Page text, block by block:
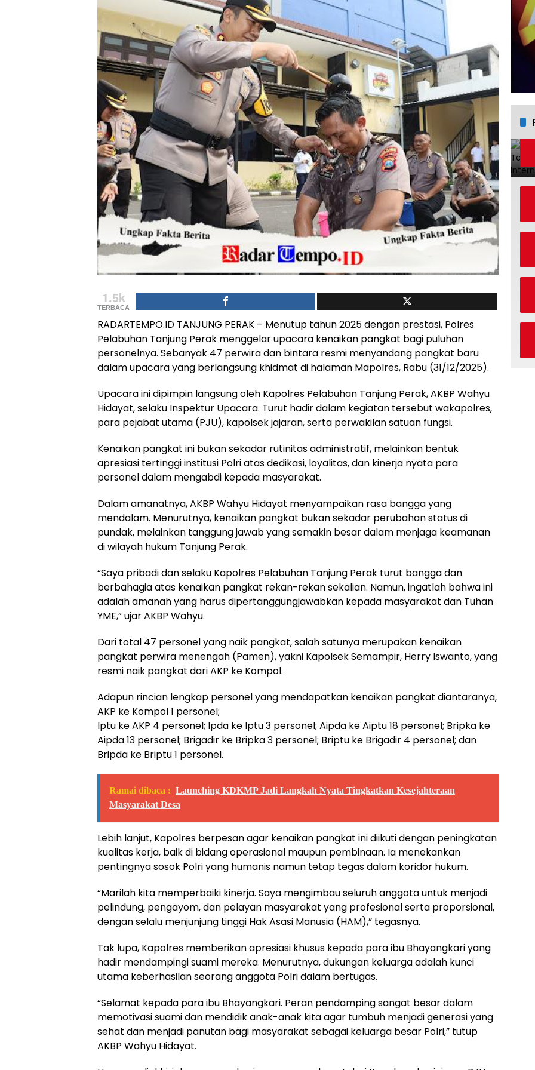
1.5k
TERBACA
RADARTEMPO.ID TANJUNG PERAK – Menutup tahun 2025 dengan prestasi, Polres
Pelabuhan Tanjung Perak menggelar upacara kenaikan pangkat bagi puluhan
personelnya. Sebanyak 47 perwira dan bintara resmi menyandang pangkat baru
dalam upacara yang berlangsung khidmat di halaman Mapolres, Rabu (31/12/2025).
Upacara ini dipimpin langsung oleh Kapolres Pelabuhan Tanjung Perak, AKBP Wahyu
Hidayat, selaku Inspektur Upacara. Turut hadir dalam kegiatan tersebut wakapolres,
para pejabat utama (PJU), kapolsek jajaran, serta perwakilan satuan fungsi.
Kenaikan pangkat ini bukan sekadar rutinitas administratif, melainkan bentuk
apresiasi tertinggi institusi Polri atas dedikasi, loyalitas, dan kinerja nyata para
personel dalam mengabdi kepada masyarakat.
Dalam amanatnya, AKBP Wahyu Hidayat menyampaikan rasa bangga yang
mendalam. Menurutnya, kenaikan pangkat bukan sekadar perubahan status di
pundak, melainkan tanggung jawab yang semakin besar dalam menjaga keamanan
di wilayah hukum Tanjung Perak.
“Saya pribadi dan selaku Kapolres Pelabuhan Tanjung Perak turut bangga dan
berbahagia atas kenaikan pangkat rekan-rekan sekalian. Namun, ingatlah bahwa ini
adalah amanah yang harus dipertanggungjawabkan kepada masyarakat dan Tuhan
YME,” ujar AKBP Wahyu.
Dari total 47 personel yang naik pangkat, salah satunya merupakan kenaikan
pangkat perwira menengah (Pamen), yakni Kapolsek Semampir, Herry Iswanto, yang
resmi naik pangkat dari AKP ke Kompol.
Adapun rincian lengkap personel yang mendapatkan kenaikan pangkat diantaranya,
AKP ke Kompol 1 personel;
Iptu ke AKP 4 personel; Ipda ke Iptu 3 personel; Aipda ke Aiptu 18 personel; Bripka ke
Aipda 13 personel; Brigadir ke Bripka 3 personel; Briptu ke Brigadir 4 personel; dan
Bripda ke Briptu 1 personel.
Ramai dibaca : Launching KDKMP Jadi Langkah Nyata Tingkatkan Kesejahteraan
Masyarakat Desa
Lebih lanjut, Kapolres berpesan agar kenaikan pangkat ini diikuti dengan peningkatan
kualitas kerja, baik di bidang operasional maupun pembinaan. Ia menekankan
pentingnya sosok Polri yang humanis namun tetap tegas dalam koridor hukum.
“Marilah kita memperbaiki kinerja. Saya mengimbau seluruh anggota untuk menjadi
pelindung, pengayom, dan pelayan masyarakat yang profesional serta proporsional,
dengan selalu menjunjung tinggi Hak Asasi Manusia (HAM),” tegasnya.
Tak lupa, Kapolres memberikan apresiasi khusus kepada para ibu Bhayangkari yang
hadir mendampingi suami mereka. Menurutnya, dukungan keluarga adalah kunci
utama keberhasilan seorang anggota Polri dalam bertugas.
“Selamat kepada para ibu Bhayangkari. Peran pendamping sangat besar dalam
memotivasi suami dan mendidik anak-anak kita agar tumbuh menjadi generasi yang
sehat dan menjadi panutan bagi masyarakat sebagai keluarga besar Polri,” tutup
AKBP Wahyu Hidayat.